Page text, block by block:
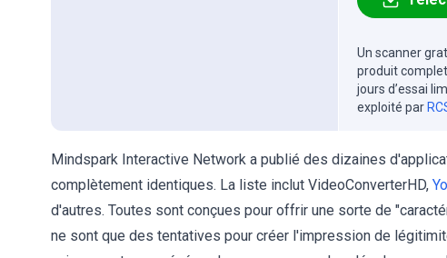
Un scanner
produit
jours d’essai
exploité par
Mindspark Interactive Network a publié des dizaines
complètement identiques. La liste inclut VideoConverterHD,
d'autres. Toutes sont conçues pour offrir une sorte de
ne sont que des tentatives pour créer l'impression de